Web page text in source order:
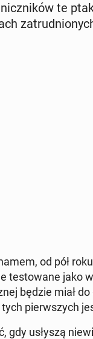
te
od pół
te­sto­wa­ne jako
będzie miał
pierw­szych
gdy usłyszą